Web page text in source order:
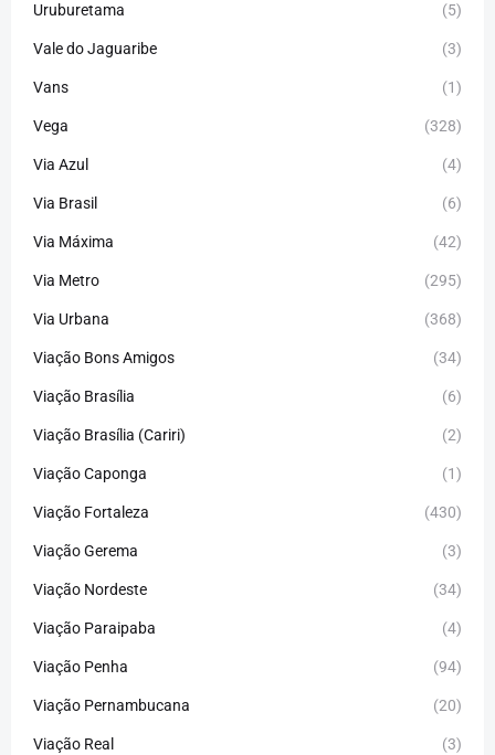
Uruburetama (5)
Vale do Jaguaribe (3)
Vans (1)
Vega (328)
Via Azul (4)
Via Brasil (6)
Via Máxima (42)
Via Metro (295)
Via Urbana (368)
Viação Bons Amigos (34)
Viação Brasília (6)
Viação Brasília (Cariri) (2)
Viação Caponga (1)
Viação Fortaleza (430)
Viação Gerema (3)
Viação Nordeste (34)
Viação Paraipaba (4)
Viação Penha (94)
Viação Pernambucana (20)
Viação Real (3)